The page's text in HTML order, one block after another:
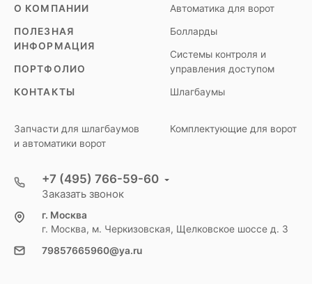
О КОМПАНИИ
ПОЛЕЗНАЯ
ИНФОРМАЦИЯ
ПОРТФОЛИО
КОНТАКТЫ
Автоматика для ворот
Болларды
Системы контроля и
управления доступом
Шлагбаумы
Запчасти для шлагбаумов
и автоматики ворот
Комплектующие для ворот
+7 (495) 766-59-60
Заказать звонок
г. Москва
г. Москва, м. Черкизовская, Щелковское шоссе д. 3
79857665960@ya.ru